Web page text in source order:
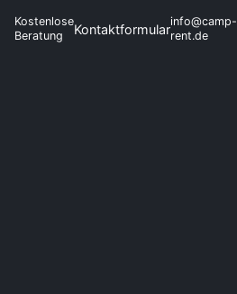
Kostenlose
Beratung
Kontaktformularinfo@camp-
rent.de